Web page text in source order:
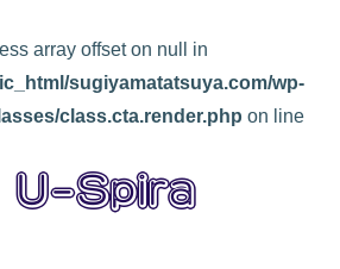
array offset on null in
sugiyamatatsuya.com/wp-
class.cta.render.php on line